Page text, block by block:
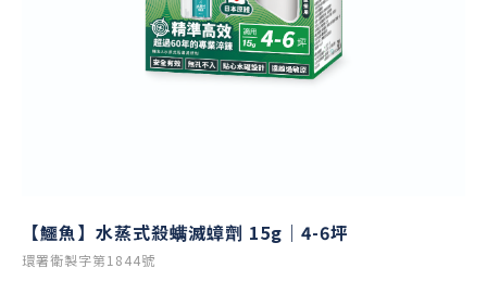
【鱷魚】水蒸式殺螨滅蟑劑 15g｜4-6坪
環署衛製字第1844號